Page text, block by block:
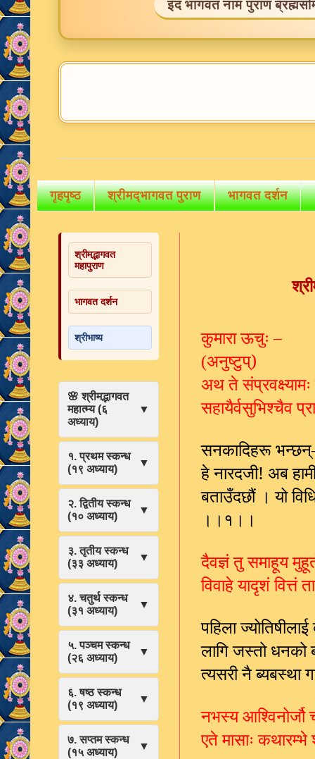
इदं भागवतं नाम पुराणं
गृहपृष्ठ श्रीमद्भागवत पुराण भागवत दर्शन
कुमारा ऊचुः–
(अनुष्टुप्)
अथ ते
सहायैर्वसुभिश्चैव
सनकादिहरू भन्छन्
हे नारदजी! अब
बताउँदछौं । यो
।।१।।
दैवज्ञं तु समाहूय
विवाहे यादृशं
पहिला
लागि जस्तो धनको
त्यसरी नै
नभस्य आश्विनोर्जौ च
एते मासाः
श्रीमद्भागवत
महापुराण
भागवत दर्शन
श्रीभाष्य
🌸 श्रीमद्भागवत
महात्म्य (६
अध्याय)
▼
१. प्रथम स्कन्ध
(१९ अध्याय)
▼
२. द्वितीय स्कन्ध
(१० अध्याय)
▼
३. तृतीय स्कन्ध
(३३ अध्याय)
▼
४. चतुर्थ स्कन्ध
(३१ अध्याय)
▼
५. पञ्चम स्कन्ध
(२६ अध्याय)
▼
६. षष्ठ स्कन्ध
(१९ अध्याय)
▼
७. सप्तम स्कन्ध
(१५ अध्याय)
▼